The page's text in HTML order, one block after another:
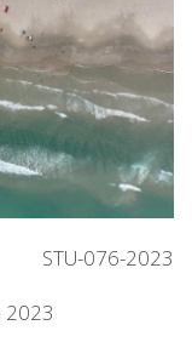
STU-076-2023
06 de